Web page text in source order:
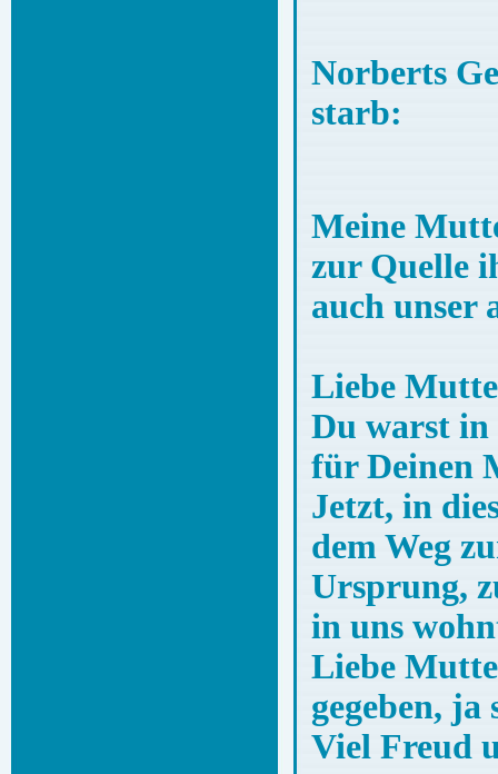
Norberts
starb:
Meine
zur Quelle
auch unser
Liebe
Du warst in
für Deinen
Jetzt, in
dem Weg
Ursprung,
in uns
Liebe
gegeben, ja
Viel Freud